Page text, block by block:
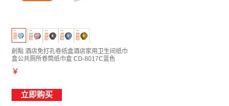
創點 酒店免打孔卷纸盒酒店家用卫生间纸巾
盒公共厕所卷筒纸巾盒 CD-8017C蓝色
￥
立即购买